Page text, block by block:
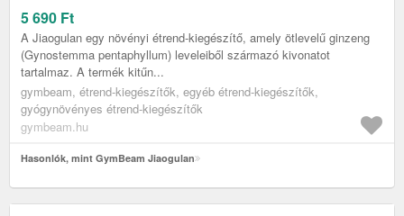
5 690 Ft
A Jiaogulan egy növényi étrend-kiegészítő, amely ötlevelű ginzeng
(Gynostemma pentaphyllum) leveleiből származó kivonatot
tartalmaz. A termék kitűn...
gymbeam, étrend-kiegészítők, egyéb étrend-kiegészítők,
gyógynövényes étrend-kiegészítők
gymbeam.hu
Hasonlók, mint GymBeam Jiaogulan